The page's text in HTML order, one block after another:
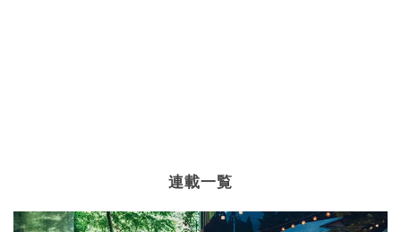
連載一覧